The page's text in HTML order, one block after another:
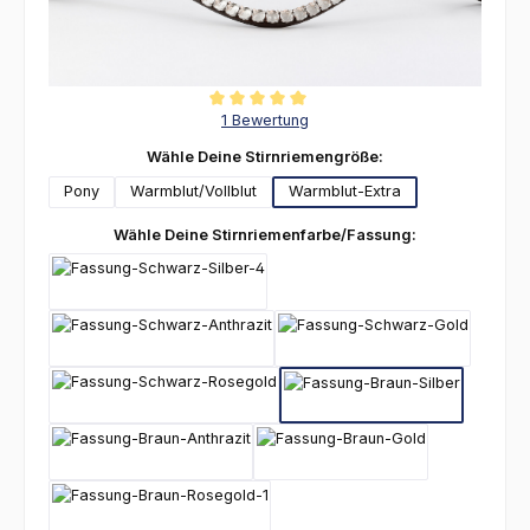
Durchschnittliche Bewertung von 5 von 5 Sternen
1 Bewertung
Wähle Deine Stirnriemengröße:
Pony
Warmblut/Vollblut Warmblut-Extra
Wähle Deine Stirnriemenfarbe/Fassung: